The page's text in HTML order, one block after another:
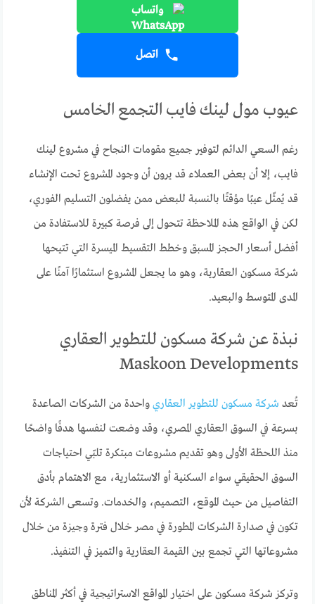
واتساب
اتصل
عيوب مول لينك فايب التجمع الخامس
رغم السعي الدائم لتوفير جميع مقومات النجاح في مشروع لينك
فايب، إلا أن بعض العملاء قد يرون أن وجود المشروع تحت الإنشاء
قد يُمثّل عيبًا مؤقتًا بالنسبة للبعض ممن يفضلون التسليم الفوري،
لكن في الواقع هذه الملاحظة تتحول إلى فرصة كبيرة للاستفادة من
أفضل أسعار الحجز المسبق وخطط التقسيط الميسرة التي تتيحها
شركة مسكون العقارية، وهو ما يجعل المشروع استثمارًا آمنًا على
المدى المتوسط والبعيد.
نبذة عن شركة مسكون للتطوير العقاري
Maskoon Developments
تُعد شركة مسكون للتطوير العقاري واحدة من الشركات الصاعدة
بسرعة في السوق العقاري المصري، وقد وضعت لنفسها هدفًا واضحًا
منذ اللحظة الأولى وهو تقديم مشروعات مبتكرة تلبّي احتياجات
السوق الحقيقي سواء السكنية أو الاستثمارية، مع الاهتمام بأدق
التفاصيل من حيث الموقع، التصميم، والخدمات. وتسعى الشركة لأن
تكون في صدارة الشركات المطورة في مصر خلال فترة وجيزة من خلال
مشروعاتها التي تجمع بين القيمة العقارية والتميز في التنفيذ.
وتركز شركة مسكون على اختيار المواقع الاستراتيجية في أكثر المناطق